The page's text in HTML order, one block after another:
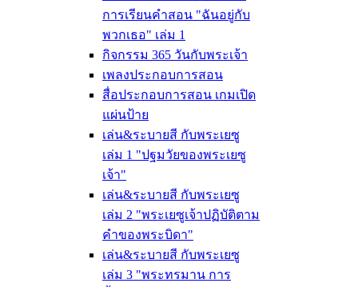
การเรียนคำสอน "ฉันอยู่กับ
พวกเธอ" เล่ม 1
กิจกรรม 365 วันกับพระเจ้า
เพลงประกอบการสอน
สื่อประกอบการสอน เกมเปิด
แผ่นป้าย
เล่น&ระบายสี กับพระเยซู
เล่ม 1 "ปฐมวัยของพระเยซู
เจ้า"
เล่น&ระบายสี กับพระเยซู
เล่ม 2 "พระเยซูเจ้าปฏิบัติตาม
คำของพระบิดา"
เล่น&ระบายสี กับพระเยซู
เล่ม 3 "พระทรมาน การ